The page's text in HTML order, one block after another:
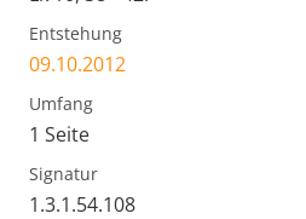
Entstehung
09.10.2012
Umfang
1 Seite
Signatur
1.3.1.54.108